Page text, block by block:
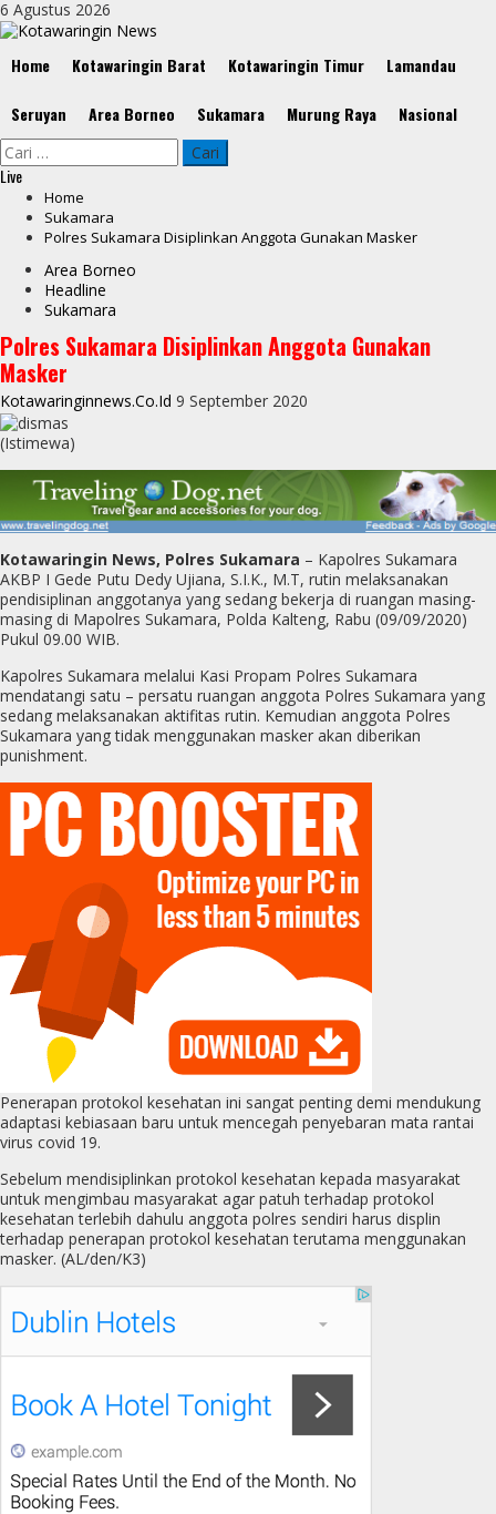
Skip
to
6 Agustus 2026
Menu
Home Kotawaringin Barat Kotawaringin Timur Lamandau
Seruyan Area Borneo Sukamara Murung Raya Nasional
Cari
untuk:
Live
Home
Sukamara
Polres Sukamara Disiplinkan Anggota Gunakan Masker
Area Borneo
Headline
Sukamara
Polres Sukamara Disiplinkan Anggota Gunakan
Masker
Kotawaringinnews.co.id 9 September 2020
(Istimewa)
Kotawaringin News, Polres Sukamara – Kapolres Sukamara
AKBP I Gede Putu Dedy Ujiana, S.I.K., M.T, rutin melaksanakan
pendisiplinan anggotanya yang sedang bekerja di ruangan masing-
masing di Mapolres Sukamara, Polda Kalteng, Rabu (09/09/2020)
Pukul 09.00 WIB.
Kapolres Sukamara melalui Kasi Propam Polres Sukamara
mendatangi satu – persatu ruangan anggota Polres Sukamara yang
sedang melaksanakan aktifitas rutin. Kemudian anggota Polres
Sukamara yang tidak menggunakan masker akan diberikan
punishment.
Penerapan protokol kesehatan ini sangat penting demi mendukung
adaptasi kebiasaan baru untuk mencegah penyebaran mata rantai
virus covid 19.
Sebelum mendisiplinkan protokol kesehatan kepada masyarakat
untuk mengimbau masyarakat agar patuh terhadap protokol
kesehatan terlebih dahulu anggota polres sendiri harus displin
terhadap penerapan protokol kesehatan terutama menggunakan
masker. (AL/den/K3)